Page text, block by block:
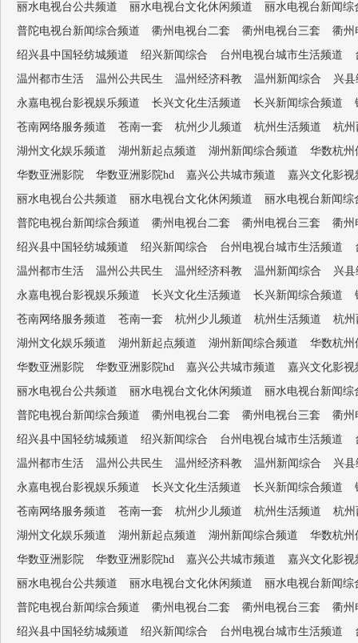
丽水电视台公共频道
丽水电视台文化休闲频道
丽水电视台新闻综
普陀电视台新闻综合频道
衢州电视台二套 衢州电视台三套
衢州
绍兴县中国轻纺城频道
绍兴新闻综合 台州电视台城市生活频道
温州都市生活
温州公共民生 温州经济科教 温州新闻综合
兴
永嘉电视台影视娱乐频道
长兴文化生活频道 长兴新闻综合频道
苍南网络服务频道
苍南一套 杭州少儿频道 杭州生活频道
杭州
湖州文化娱乐频道
湖州新起点频道 湖州新闻综合频道
华数杭州
华数亚洲影院
华数亚洲影院hd 嘉兴公共城市频道
嘉兴文化影视
丽水电视台公共频道
丽水电视台文化休闲频道
丽水电视台新闻综
普陀电视台新闻综合频道
衢州电视台二套 衢州电视台三套
衢州
绍兴县中国轻纺城频道
绍兴新闻综合 台州电视台城市生活频道
温州都市生活
温州公共民生 温州经济科教 温州新闻综合
兴
永嘉电视台影视娱乐频道
长兴文化生活频道 长兴新闻综合频道
苍南网络服务频道
苍南一套 杭州少儿频道 杭州生活频道
杭州
湖州文化娱乐频道
湖州新起点频道 湖州新闻综合频道
华数杭州
华数亚洲影院
华数亚洲影院hd 嘉兴公共城市频道
嘉兴文化影视
丽水电视台公共频道
丽水电视台文化休闲频道
丽水电视台新闻综
普陀电视台新闻综合频道
衢州电视台二套 衢州电视台三套
衢州
绍兴县中国轻纺城频道
绍兴新闻综合 台州电视台城市生活频道
温州都市生活
温州公共民生 温州经济科教 温州新闻综合
兴
永嘉电视台影视娱乐频道
长兴文化生活频道 长兴新闻综合频道
苍南网络服务频道
苍南一套 杭州少儿频道 杭州生活频道
杭州
湖州文化娱乐频道
湖州新起点频道 湖州新闻综合频道
华数杭州
华数亚洲影院
华数亚洲影院hd 嘉兴公共城市频道
嘉兴文化影视
丽水电视台公共频道
丽水电视台文化休闲频道
丽水电视台新闻综
普陀电视台新闻综合频道
衢州电视台二套 衢州电视台三套
衢州
绍兴县中国轻纺城频道
绍兴新闻综合 台州电视台城市生活频道